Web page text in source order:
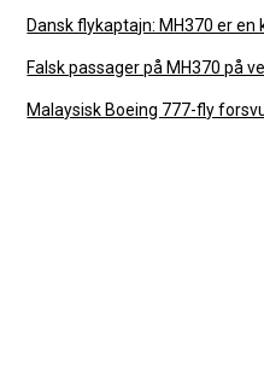
Dansk flykaptajn: MH370 er en
Falsk passager på MH370 på
Malaysisk Boeing 777-fly